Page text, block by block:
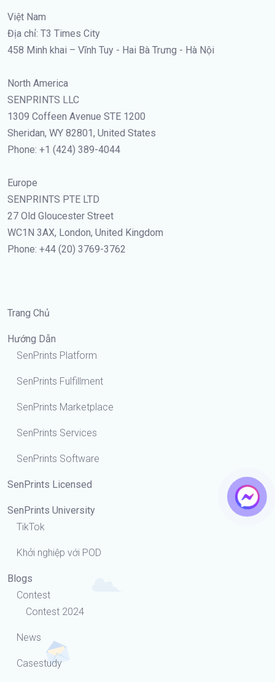
Việt Nam
Địa chỉ: T3 Times City
458 Minh khai – Vĩnh Tuy - Hai Bà Trưng - Hà Nội
North America
SENPRINTS LLC
1309 Coffeen Avenue STE 1200
Sheridan, WY 82801, United States
Phone: +1 (424) 389-4044
Europe
SENPRINTS PTE LTD
27 Old Gloucester Street
WC1N 3AX, London, United Kingdom
Phone: +44 (20) 3769-3762
Trang Chủ
Hướng Dẫn
SenPrints Platform
SenPrints Fulfillment
SenPrints Marketplace
SenPrints Services
SenPrints Software
SenPrints Licensed
SenPrints University
TikTok
Khởi nghiệp với POD
Blogs
Contest
Contest 2024
News
Casestudy